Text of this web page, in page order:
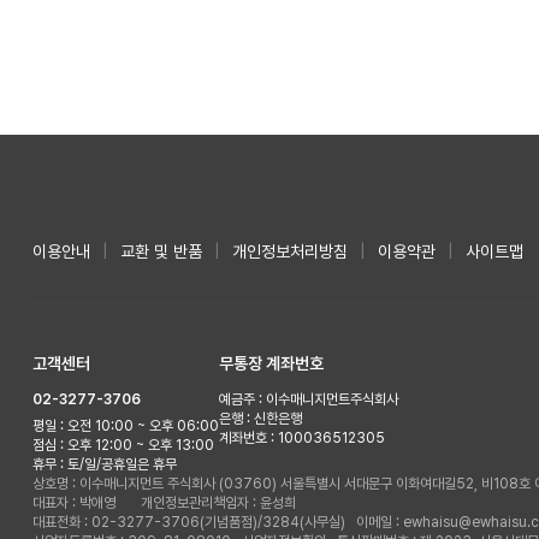
이용안내 교환 및 반품 개인정보처리방침 이용약관 사이트맵
고객센터
02-3277-3706
평일 : 오전 10:00 ~ 오후 06:00
점심 : 오후 12:00 ~ 오후 13:00
휴무 : 토/일/공휴일은 휴무
무통장 계좌번호
예금주 : 이수매니지먼트주식회사
은행 : 신한은행
계좌번호 : 100036512305
상호명 : 이수매니지먼트 주식회사 (03760) 서울특별시 서대문구 이화여대길52, 비108호
대표자 : 박애영 개인정보관리책임자 : 윤성희
대표전화 : 02-3277-3706(기념품점)/3284(사무실)
이메일 :